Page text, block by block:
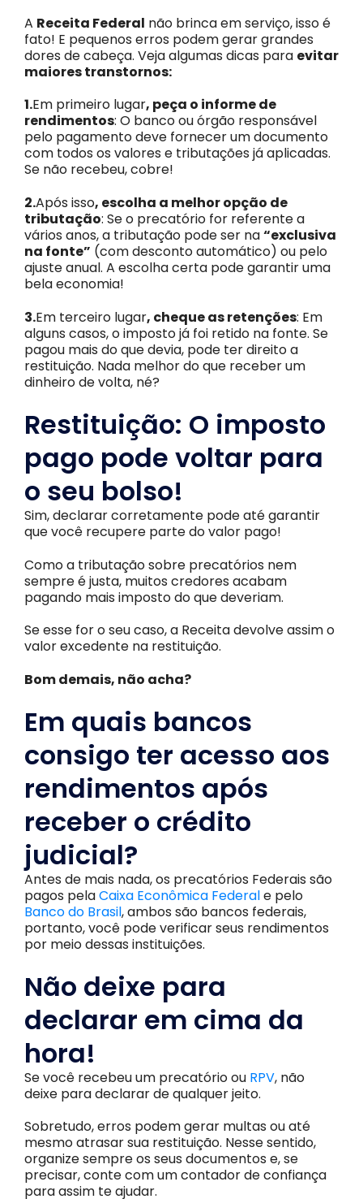
A Receita Federal não brinca em serviço, isso é
fato! E pequenos erros podem gerar grandes
dores de cabeça. Veja algumas dicas para evitar
maiores transtornos:
1.Em primeiro lugar, peça o informe de
rendimentos: O banco ou órgão responsável
pelo pagamento deve fornecer um documento
com todos os valores e tributações já aplicadas.
Se não recebeu, cobre!
2.Após isso, escolha a melhor opção de
tributação: Se o precatório for referente a
vários anos, a tributação pode ser na“exclusiva
na fonte” (com desconto automático) ou pelo
ajuste anual. A escolha certa pode garantir uma
bela economia!
3.Em terceiro lugar, cheque as retenções: Em
alguns casos, o imposto já foi retido na fonte. Se
pagou mais do que devia, pode ter direito a
restituição. Nada melhor do que receber um
dinheiro de volta, né?
Restituição: O imposto
pago pode voltar para
o seu bolso!
Sim, declarar corretamente pode até garantir
que você recupere parte do valor pago!
Como a tributação sobre precatórios nem
sempre é justa, muitos credores acabam
pagando mais imposto do que deveriam.
Se esse for o seu caso, a Receita devolve assim o
valor excedente na restituição.
Bom demais, não acha?
Em quais bancos
consigo ter acesso aos
rendimentos após
receber o crédito
judicial?
Antes de mais nada, os precatórios Federais são
pagos pelaCaixa Econômica Federale pelo
Banco do Brasil, ambos são bancos federais,
portanto, você pode verificar seus rendimentos
por meio dessas instituições.
Não deixe para
declarar em cima da
hora!
Se você recebeu um precatório ou RPV, não
deixe para declarar de qualquer jeito.
Sobretudo, erros podem gerar multas ou até
mesmo atrasar sua restituição. Nesse sentido,
organize sempre os seus documentos e, se
precisar, conte com um contador de confiança
para assim te ajudar.